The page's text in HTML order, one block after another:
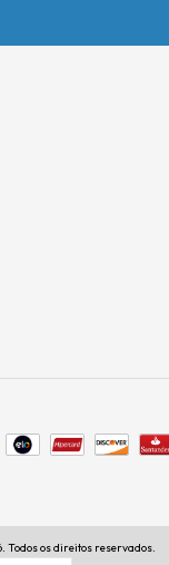
Todos os direitos reservados.